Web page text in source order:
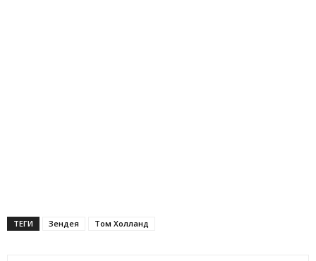
ТЕГИ Зендея Том Холланд